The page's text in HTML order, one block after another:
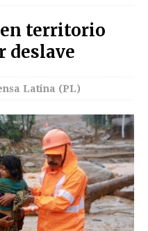
territorio
deslave
Latina (PL)